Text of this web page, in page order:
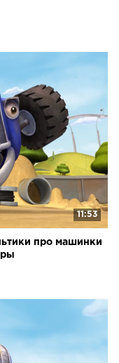
11:53
про машинки